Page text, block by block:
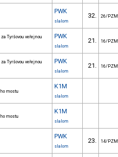
PWK
slalom
32. 26/PZM
Tyršovou veřejnou
PWK
slalom
21. 16/PZM
Tyršovou veřejnou
PWK
slalom
21. 16/PZM
mostu
K1M
slalom
mostu
K1M
slalom
PWK
slalom
23. 14/PZM